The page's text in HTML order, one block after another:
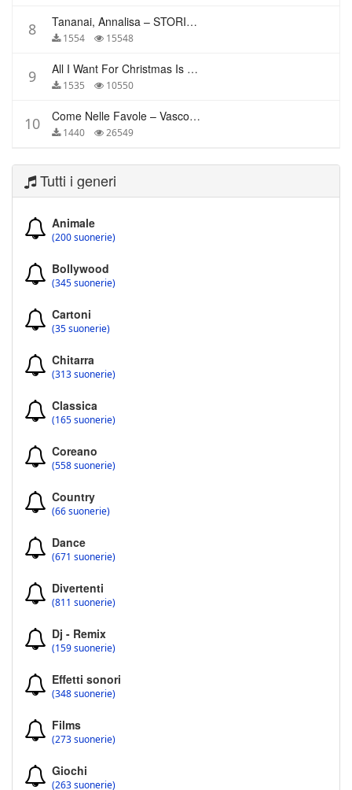
8 Tananai, Annalisa – STORIE BREVI
1554 15548
9 All I Want For Christmas Is You – Mariah Carey
1535 10550
10 Come Nelle Favole – Vasco Rossi
1440 26549
Tutti i generi
Animale
(200 suonerie)
Bollywood
(345 suonerie)
Cartoni
(35 suonerie)
Chitarra
(313 suonerie)
Classica
(165 suonerie)
Coreano
(558 suonerie)
Country
(66 suonerie)
Dance
(671 suonerie)
Divertenti
(811 suonerie)
Dj - Remix
(159 suonerie)
Effetti sonori
(348 suonerie)
Films
(273 suonerie)
Giochi
(263 suonerie)